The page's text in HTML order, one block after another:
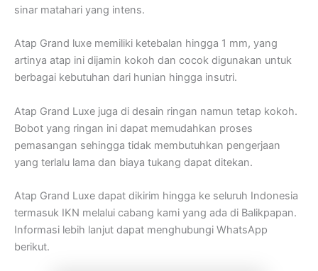
sinar matahari yang intens.
Atap Grand luxe memiliki ketebalan hingga 1 mm, yang
artinya atap ini dijamin kokoh dan cocok digunakan untuk
berbagai kebutuhan dari hunian hingga insutri.
Atap Grand Luxe juga di desain ringan namun tetap kokoh.
Bobot yang ringan ini dapat memudahkan proses
pemasangan sehingga tidak membutuhkan pengerjaan
yang terlalu lama dan biaya tukang dapat ditekan.
Atap Grand Luxe dapat dikirim hingga ke seluruh Indonesia
termasuk IKN melalui cabang kami yang ada di Balikpapan.
Informasi lebih lanjut dapat menghubungi WhatsApp
berikut.